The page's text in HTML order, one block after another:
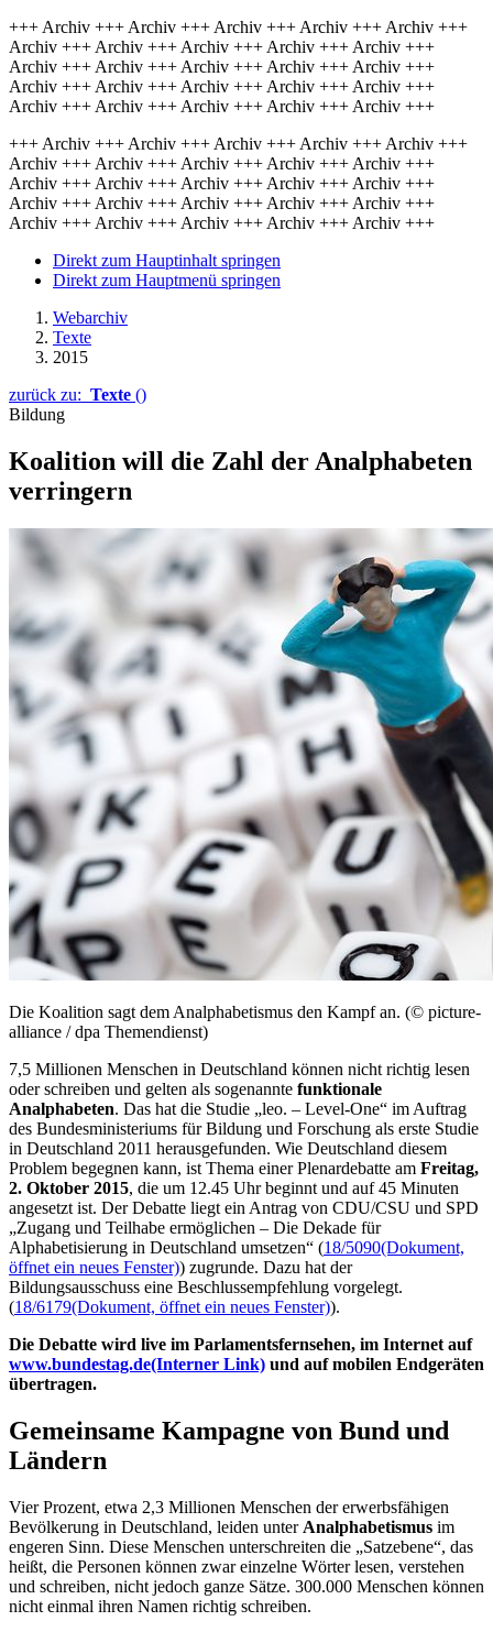
+++ Archiv +++ Archiv +++ Archiv +++ Archiv +++ Archiv +++
Archiv +++ Archiv +++ Archiv +++ Archiv +++ Archiv +++
Archiv +++ Archiv +++ Archiv +++ Archiv +++ Archiv +++
Archiv +++ Archiv +++ Archiv +++ Archiv +++ Archiv +++
Archiv +++ Archiv +++ Archiv +++ Archiv +++ Archiv +++
+++ Archiv +++ Archiv +++ Archiv +++ Archiv +++ Archiv +++
Archiv +++ Archiv +++ Archiv +++ Archiv +++ Archiv +++
Archiv +++ Archiv +++ Archiv +++ Archiv +++ Archiv +++
Archiv +++ Archiv +++ Archiv +++ Archiv +++ Archiv +++
Archiv +++ Archiv +++ Archiv +++ Archiv +++ Archiv +++
Direkt zum Hauptinhalt springen
Direkt zum Hauptmenü springen
Webarchiv
Texte
2015
zurück zu: Texte ()
Bildung
Koalition will die Zahl der Analphabeten
verringern
Die Koalition sagt dem Analphabetismus den Kampf an. (© picture-
alliance / dpa Themendienst)
7,5 Millionen Menschen in Deutschland können nicht richtig lesen
oder schreiben und gelten als sogenannte funktionale
Analphabeten. Das hat die Studie „leo. – Level-One“ im Auftrag
des Bundesministeriums für Bildung und Forschung als erste Studie
in Deutschland 2011 herausgefunden. Wie Deutschland diesem
Problem begegnen kann, ist Thema einer Plenardebatte am Freitag,
2. Oktober 2015, die um 12.45 Uhr beginnt und auf 45 Minuten
angesetzt ist. Der Debatte liegt ein Antrag von CDU/CSU und SPD
„Zugang und Teilhabe ermöglichen – Die Dekade für
Alphabetisierung in Deutschland umsetzen“ (18/5090(Dokument,
öffnet ein neues Fenster)) zugrunde. Dazu hat der
Bildungsausschuss eine Beschlussempfehlung vorgelegt.
(18/6179(Dokument, öffnet ein neues Fenster)).
Die Debatte wird live im Parlamentsfernsehen, im Internet auf
www.bundestag.de(Interner Link) und auf mobilen Endgeräten
übertragen.
Gemeinsame Kampagne von Bund und
Ländern
Vier Prozent, etwa 2,3 Millionen Menschen der erwerbsfähigen
Bevölkerung in Deutschland, leiden unter Analphabetismus im
engeren Sinn. Diese Menschen unterschreiten die „Satzebene“, das
heißt, die Personen können zwar einzelne Wörter lesen, verstehen
und schreiben, nicht jedoch ganze Sätze. 300.000 Menschen können
nicht einmal ihren Namen richtig schreiben.